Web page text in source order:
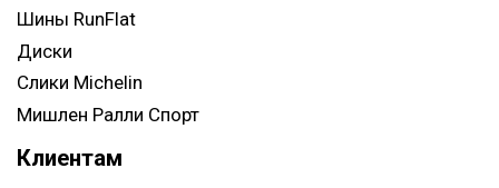
Шины RunFlat
Диски
Слики Michelin
Мишлен Ралли Спорт
Клиентам